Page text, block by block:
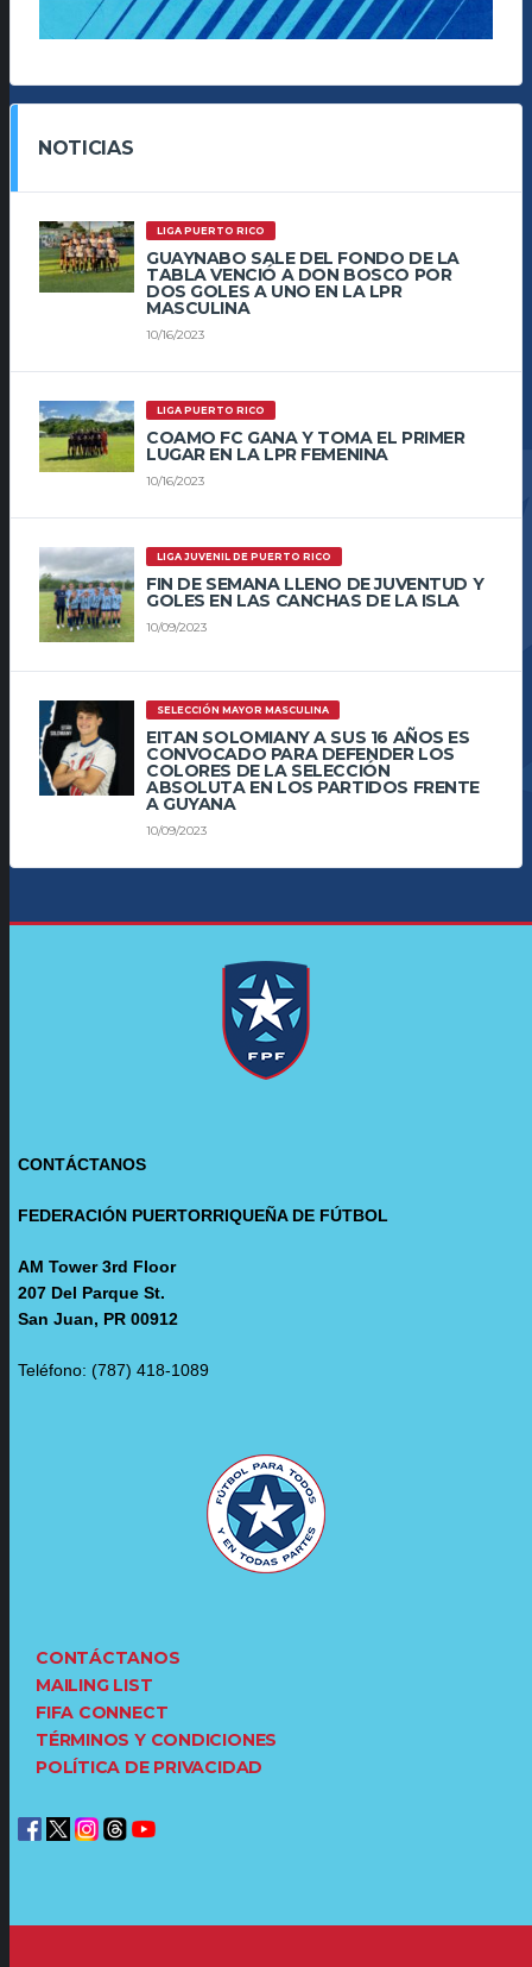
NOTICIAS
LIGA PUERTO RICO
GUAYNABO SALE DEL FONDO DE LA
TABLA VENCIÓ A DON BOSCO POR
DOS GOLES A UNO EN LA LPR
MASCULINA
10/16/2023
LIGA PUERTO RICO
COAMO FC GANA Y TOMA EL PRIMER
LUGAR EN LA LPR FEMENINA
10/16/2023
LIGA JUVENIL DE PUERTO RICO
FIN DE SEMANA LLENO DE JUVENTUD Y
GOLES EN LAS CANCHAS DE LA ISLA
10/09/2023
SELECCIÓN MAYOR MASCULINA
EITAN SOLOMIANY A SUS 16 AÑOS ES
CONVOCADO PARA DEFENDER LOS
COLORES DE LA SELECCIÓN
ABSOLUTA EN LOS PARTIDOS FRENTE
A GUYANA
10/09/2023
CONTÁCTANOS
FEDERACIÓN PUERTORRIQUEÑA DE FÚTBOL
AM Tower 3rd Floor
207 Del Parque St.
San Juan, PR 00912
Teléfono: (787) 418-1089
CONTÁCTANOS
MAILING LIST
FIFA CONNECT
TÉRMINOS Y CONDICIONES
POLÍTICA DE PRIVACIDAD